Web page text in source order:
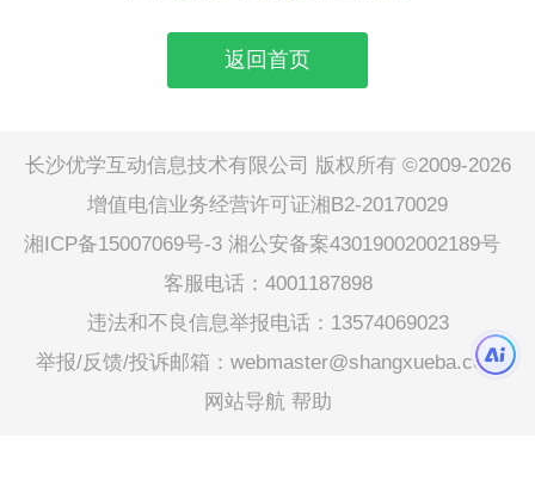
返回首页
长沙优学互动信息技术有限公司 版权所有 ©2009-2026
增值电信业务经营许可证湘B2-20170029
湘ICP备15007069号-3 湘公安备案43019002002189号
客服电话：4001187898
违法和不良信息举报电话：13574069023
举报/反馈/投诉邮箱：webmaster@shangxueba.com
网站导航 帮助